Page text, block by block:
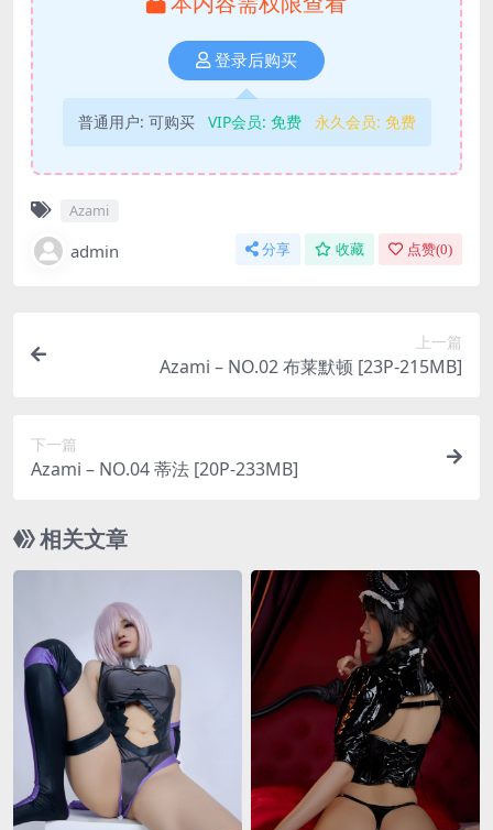
登录后购买
普通用户: 可购买 VIP会员: 免费 永久会员: 免费
Azami
admin 分享 收藏 点赞(0)
上一篇
Azami – NO.02 布莱默顿 [23P-215MB]
下一篇
Azami – NO.04 蒂法 [20P-233MB]
相关文章